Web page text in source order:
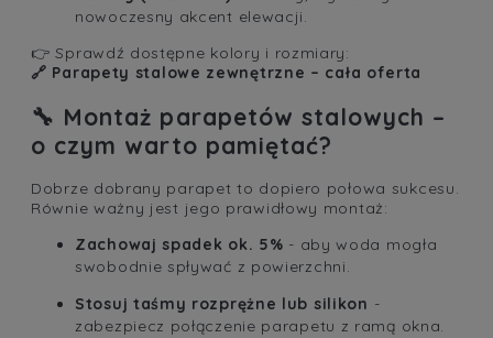
nowoczesny akcent elewacji.
👉 Sprawdź dostępne kolory i rozmiary:
🔗 Parapety stalowe zewnętrzne – cała oferta
🔧 Montaż parapetów stalowych –
o czym warto pamiętać?
Dobrze dobrany parapet to dopiero połowa sukcesu.
Równie ważny jest jego prawidłowy montaż:
Zachowaj spadek ok. 5% - aby woda mogła
swobodnie spływać z powierzchni.
Stosuj taśmy rozprężne lub silikon -
zabezpiecz połączenie parapetu z ramą okna.